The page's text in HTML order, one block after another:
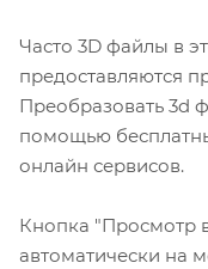
Часто 3D файлы в
предоставляются
Преобразовать 3d
помощью
онлайн сервисов.
Кнопка "Просмотр
автоматически на